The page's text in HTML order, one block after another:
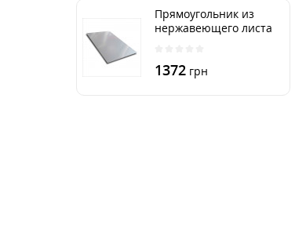
Прямоугольник из
нержавеющего листа
1372 грн